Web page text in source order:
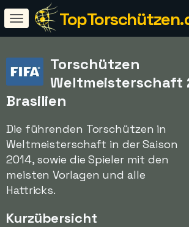
Torschützen
Weltmeisterschaft
Brasilien
Die führenden Torschützen in
Weltmeisterschaft in der Saison
2014, sowie die Spieler mit den
meisten Vorlagen und alle
Hattricks.
Kurzübersicht